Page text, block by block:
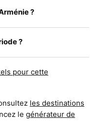
?
?
pour cette
les destinations
le générateur de